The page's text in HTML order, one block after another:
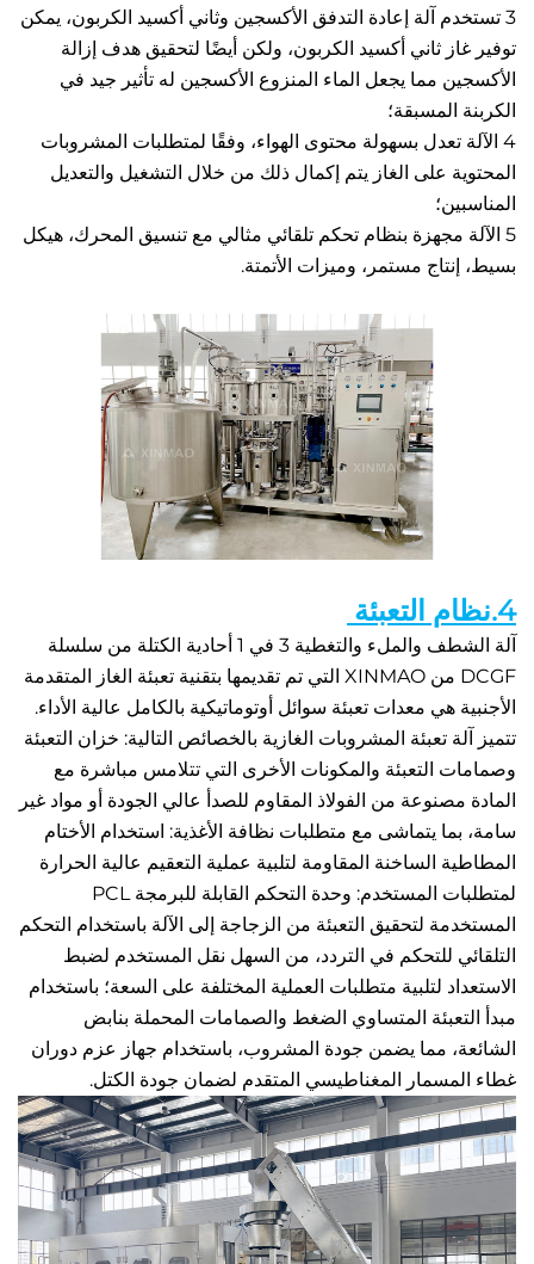
3 تستخدم آلة إعادة التدفق الأكسجين وثاني أكسيد الكربون، يمكن
توفير غاز ثاني أكسيد الكربون، ولكن أيضًا لتحقيق هدف إزالة
الأكسجين مما يجعل الماء المنزوع الأكسجين له تأثير جيد في
المسبقة؛
4 الآلة تعدل بسهولة محتوى الهواء، وفقًا لمتطلبات المشروبات
المحتوية على الغاز يتم إكمال ذلك من خلال التشغيل والتعديل
مستمر، وميزات الأتمتة.
آلة الشطف والملء والتغطية 3 في 1 أحادية الكتلة من سلسلة
الأجنبية هي معدات تعبئة سوائل أوتوماتيكية بالكامل عالية الأداء.
وصمامات التعبئة والمكونات الأخرى التي تتلامس مباشرة مع
المادة مصنوعة من الفولاذ المقاوم للصدأ عالي الجودة أو مواد غير
المطاطية الساخنة المقاومة لتلبية عملية التعقيم عالية الحرارة
لمتطلبات المستخدم: وحدة التحكم القابلة للبرمجة PCL
المستخدمة لتحقيق التعبئة من الزجاجة إلى الآلة باستخدام التحكم
التلقائي للتحكم في التردد، من السهل نقل المستخدم لضبط
الاستعداد لتلبية متطلبات العملية المختلفة على السعة؛ باستخدام
مبدأ التعبئة المتساوي الضغط والصمامات المحملة بنابض
الشائعة، مما يضمن جودة المشروب، باستخدام جهاز عزم دوران
المغناطيسي المتقدم لضمان جودة الكتل.